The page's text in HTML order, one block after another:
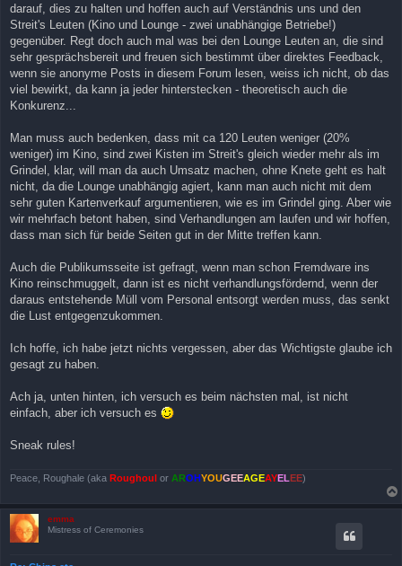
darauf, dies zu halten und hoffen auch auf Verständnis uns und den
Streit's Leuten (Kino und Lounge - zwei unabhängige Betriebe!)
gegenüber. Regt doch auch mal was bei den Lounge Leuten an, die sind
sehr gesprächsbereit und freuen sich bestimmt über direktes Feedback,
wenn sie anonyme Posts in diesem Forum lesen, weiss ich nicht, ob das
viel bewirkt, da kann ja jeder hinterstecken - theoretisch auch die
Konkurenz...
Man muss auch bedenken, dass mit ca 120 Leuten weniger (20%
weniger) im Kino, sind zwei Kisten im Streit's gleich wieder mehr als im
Grindel, klar, will man da auch Umsatz machen, ohne Knete geht es halt
nicht, da die Lounge unabhängig agiert, kann man auch nicht mit dem
sehr guten Kartenverkauf argumentieren, wie es im Grindel ging. Aber wie
wir mehrfach betont haben, sind Verhandlungen am laufen und wir hoffen,
dass man sich für beide Seiten gut in der Mitte treffen kann.
Auch die Publikumsseite ist gefragt, wenn man schon Fremdware ins
Kino reinschmuggelt, dann ist es nicht verhandlungsfördernd, wenn der
daraus entstehende Müll vom Personal entsorgt werden muss, das senkt
die Lust entgegenzukommen.
Ich hoffe, ich habe jetzt nichts vergessen, aber das Wichtigste glaube ich
gesagt zu haben.
Ach ja, unten hinten, ich versuch es beim nächsten mal, ist nicht
einfach, aber ich versuch es
Sneak rules!
Peace, Roughale (aka Roughoul or AROHYOUGEEAGEAYEL EE)
emma
Mistress of Ceremonies